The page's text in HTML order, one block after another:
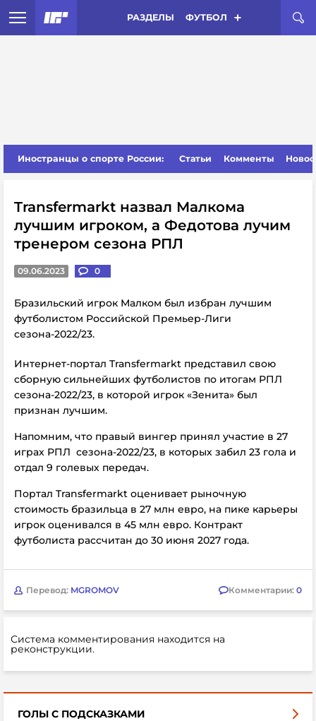
РАЗДЕЛЫ ФУТБОЛ
Иностранцы о спорте России: Статьи Комменты
Transfermarkt назвал Малкома
лучшим игроком, а Федотова лучим
тренером сезона РПЛ
09.06.2023 0
Бразильский игрок Малком был избран лучшим
футболистом Российской Премьер-Лиги
сезона-2022/23.
Интернет-портал Transfermarkt представил свою
сборную сильнейших футболистов по итогам РПЛ
сезона-2022/23, в которой игрок «Зенита» был
признан лучшим.
Напомним, что правый вингер принял участие в 27
играх РПЛ сезона-2022/23, в которых забил 23 гола и
отдал 9 голевых передач.
Портал Transfermarkt оценивает рыночную
стоимость бразильца в 27 млн евро, на пике карьеры
игрок оценивался в 45 млн евро. Контракт
футболиста рассчитан до 30 июня 2027 года.
Перевод: MGROMOV Комментарии: 0
Система комментирования находится на
реконструкции.
ГОЛЫ С ПОДСКАЗКАМИ